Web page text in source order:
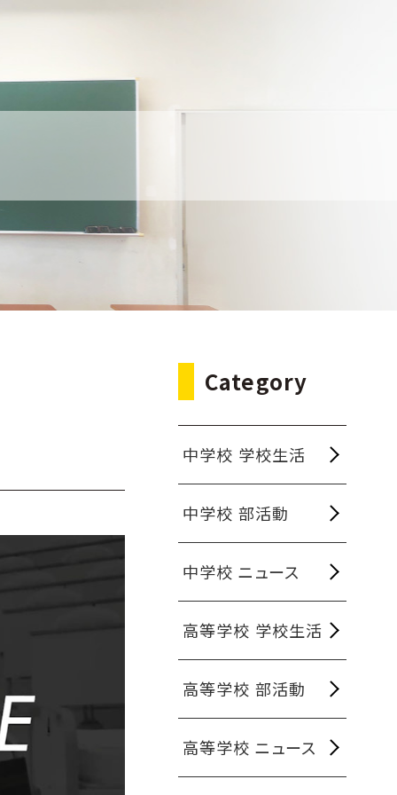
Category
中学校 学校生活
中学校 部活動
中学校 ニュース
高等学校 学校生活
高等学校 部活動
高等学校 ニュース